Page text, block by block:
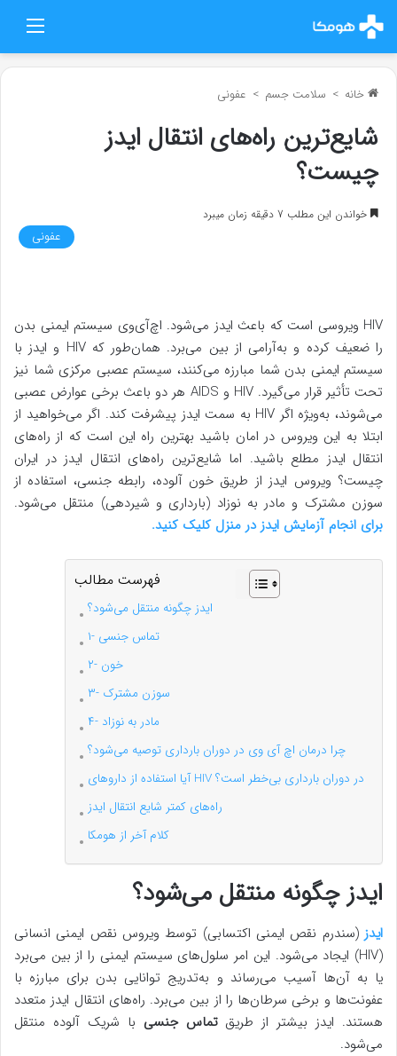
خانه > سلامت جسم > عفونی
شایع‌ترین راه‌های انتقال ایدز
چیست؟
خواندن این مطلب 7 دقیقه زمان میبرد
عفونی
HIV ویروسی است که باعث ایدز می‌شود. اچ‌آی‌وی سیستم ایمنی بدن
را ضعیف کرده و به‌آرامی از بین می‌برد. همان‌طور که HIV و ایدز با
سیستم ایمنی بدن شما مبارزه می‌کنند، سیستم عصبی مرکزی شما نیز
تحت تأثیر قرار می‌گیرد. HIV و AIDS هر دو باعث برخی عوارض عصبی
می‌شوند، به‌ویژه اگر HIV به سمت ایدز پیشرفت کند. اگر می‌خواهید از
ابتلا به این ویروس در امان باشید بهترین راه این است که از راه‌های
انتقال ایدز مطلع باشید. اما شایع‌ترین راه‌های انتقال ایدز در ایران
چیست؟ ویروس ایدز از طریق خون آلوده، رابطه جنسی، استفاده از
سوزن مشترک و مادر به نوزاد (بارداری و شیردهی) منتقل می‌شود.
برای انجام آزمایش ایدز در منزل کلیک کنید.
فهرست مطالب
ایدز چگونه منتقل می‌شود؟
۱- تماس جنسی
۲- خون
۳- سوزن مشترک
۴- مادر به نوزاد
چرا درمان اچ آی وی در دوران بارداری توصیه می‌شود؟
آیا استفاده از داروهای HIV در دوران بارداری بی‌خطر است؟
راه‌های کمتر شایع انتقال ایدز
کلام آخر از هومکا
ایدز چگونه منتقل می‌شود؟
ایدز (سندرم نقص ایمنی اکتسابی) توسط ویروس نقص ایمنی انسانی
(HIV) ایجاد می‌شود. این امر سلول‌های سیستم ایمنی را از بین می‌برد
یا به آن‌ها آسیب می‌رساند و به‌تدریج توانایی بدن برای مبارزه با
عفونت‌ها و برخی سرطان‌ها را از بین می‌برد. راه‌های انتقال ایدز متعدد
هستند. ایدز بیشتر از طریقتماس جنسی با شریک آلوده منتقل
می‌شود.